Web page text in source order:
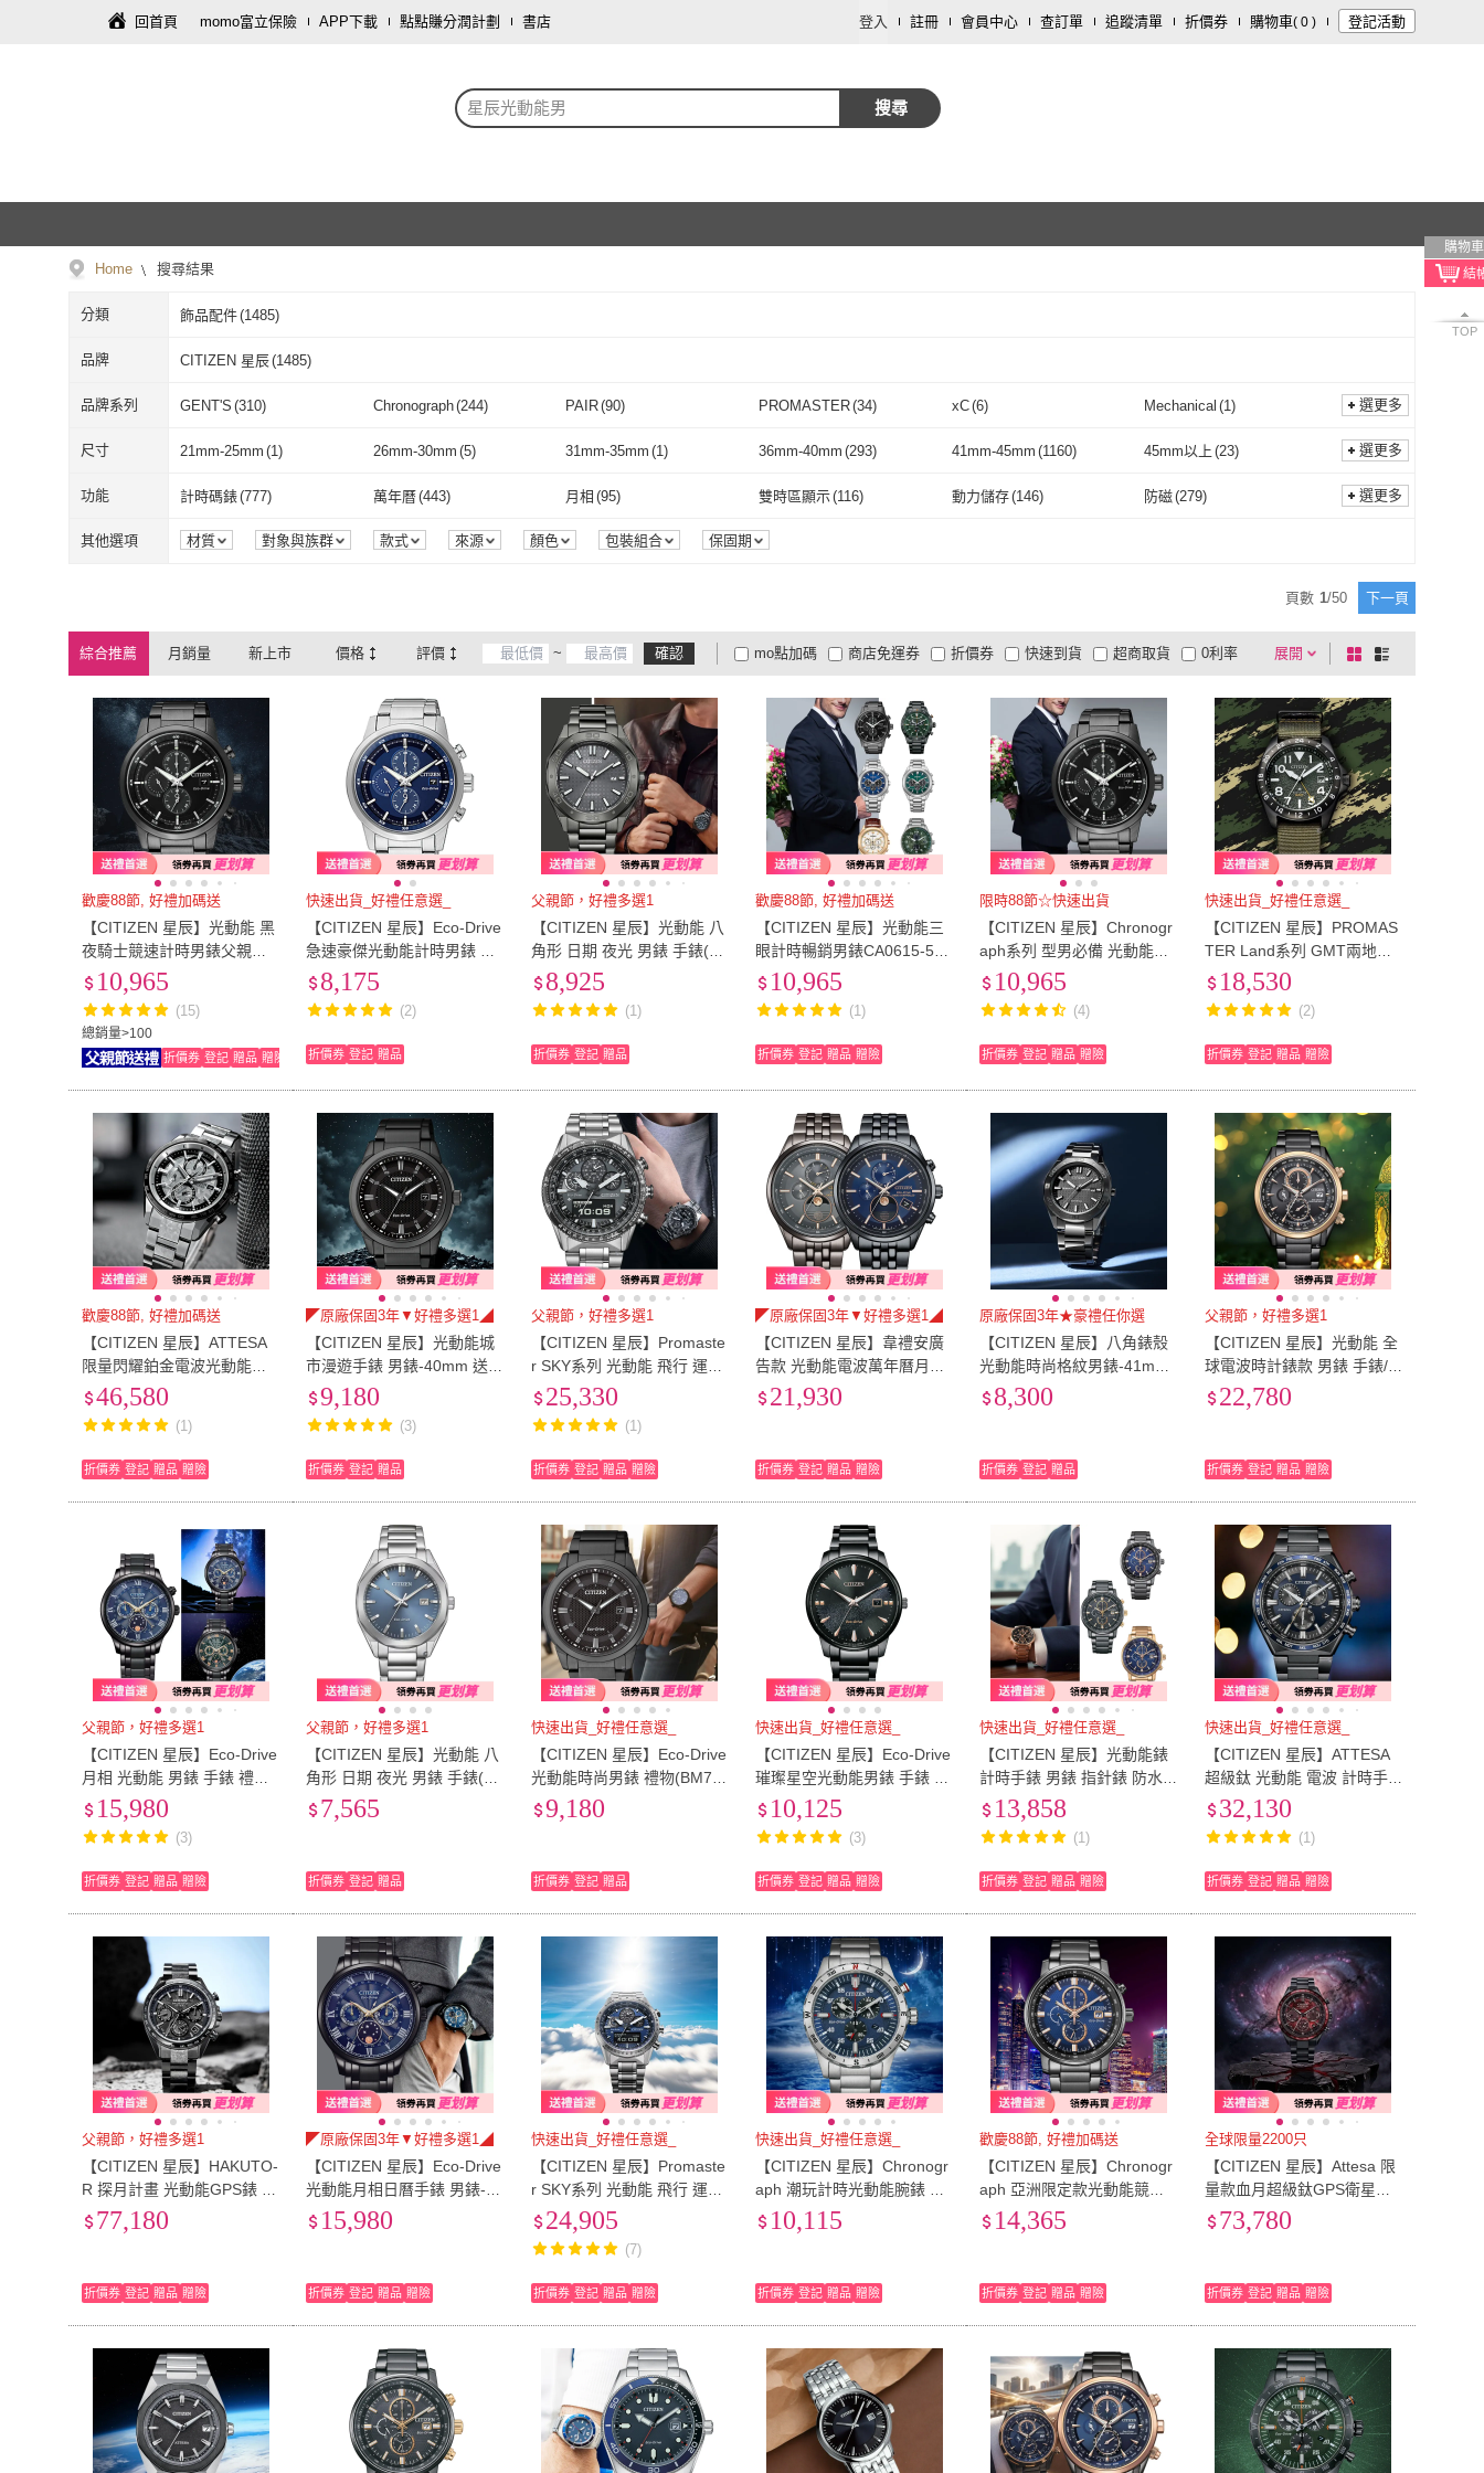
回首頁 momo富立保險 APP下載 點點賺分潤計劃 書店 登入 註冊 會員中心 查訂單 追蹤清單 折價券 購物車( 0 ) 登記活動
星辰光動能男 搜尋
購物車
TOP
Home 搜尋結果
分類 飾品配件(1485)
品牌 CITIZEN 星辰(1485)
CITIZEN 星辰
品牌系列 GENT'S (310) Chronograph(244) PAIR(90) PROMASTER(34) xC(6) Mechanical (1)
CITIZEN L (1 )
GENT'S (310) Chronograph PAIR(90) PROMASTER xC (6) Mechanical
CITIZEN L(
取消 選更多
尺寸 21mm-25mm (1) 26mm-30mm (5) 31mm-35mm (1) 36mm-40mm (293) 41mm-45mm (1160) 45mm以上 (23)
21mm-25mm 26mm-30mm 31mm-35mm 36mm-40mm 41mm-45mm
取消 選更多
功能 計時碼錶(777) 萬年曆(443) 月相 (95) 雙時區顯示(116) 動力儲存(146) 防磁(279)
跳秒(111 鬧鈴(121 時間等式(8) 無功能
200M以上(6)
計時碼錶 (777) 萬年曆 443) 月相(95)
其他(295) 無防水功能(2) 30M(15) 50M(234) 100M(1122) 200M(104)
200M以上(6)
取消 選更多
其他選項 材質 對象與族群 款式 來源 顏色 包裝組合 保固期
頁數 1/50 下一頁
綜合推薦 月銷量 新上市 價格 評價 ~ 確認 展開
折價券
有影片
商品有量 電視購物
mo點加碼 快速到貨 超商取貨
低溫宅配
大家電安心配
大家電快配
定期配/分次配
商店免運券 0利率
貨到付款 超商付款
5
及以上 3 及以上 1 及以上
棋
盤
式
列
歡慶88節, 好禮加碼送
【CITIZEN 星辰】光動能 黑
夜騎士競速計時男錶父親節
禮物(CA0615-59E)
總銷量>100
10,965
(15)
折價券 登記 贈品 贈險
快速出貨_好禮任意選_
【CITIZEN 星辰】Eco-Drive
急速豪傑光動能計時男錶 禮
物(CA0610-52L)
8,175
(2)
折價券 登記 贈品
父親節，好禮多選1
【CITIZEN 星辰】光動能 八
角形 日期 夜光 男錶 手錶(B
M7637-81H) 父親節 送禮自
8,925
(1)
折價券 登記 贈品
歡慶88節, 好禮加碼送
【CITIZEN 星辰】光動能三
眼計時暢銷男錶CA0615-59E
CA4590-81L CA0770-72X父
親節 禮物(6款可選)
10,965
(1)
折價券 登記 贈品 贈險
限時88節☆快速出貨
【CITIZEN 星辰】Chronogr
aph系列 型男必備 光動能三
眼計時腕錶 父親節 禮物 推
薦 (CA0615-59E)
10,965
(4)
折價券 登記 贈品 贈險
快速出貨_好禮任意選_
【CITIZEN 星辰】PROMAS
TER Land系列 GMT兩地時
區 光動能腕錶 男錶 手錶-BJ
7155-05X
18,530
(2)
折價券 登記 贈品 贈險
歡慶88節, 好禮加碼送
【CITIZEN 星辰】ATTESA
限量閃耀鉑金電波光動能鈦
金屬計時男錶-銀/42mm父親
節 禮物(AT8284-61A)
46,580
(1)
折價券 登記 贈品 贈險
◤原廠保固3年▼好禮多選1◢
【CITIZEN 星辰】光動能城
市漫遊手錶 男錶-40mm 送禮
禮物 推薦(BM7145-51E)
9,180
(3)
折價券 登記 贈品
父親節，好禮多選1
【CITIZEN 星辰】Promaste
r SKY系列 光動能 飛行 運動
腕錶 男錶 手錶-JV2006-55
H/黑43.0mm 父親節 送禮自
用
25,330
(1)
折價券 登記 贈品 贈險
◤原廠保固3年▼好禮多選1◢
【CITIZEN 星辰】韋禮安廣
告款 光動能電波萬年曆月相
手錶 男錶 BY1037-51H / BY
1035-56L(任選)
21,930
折價券 登記 贈品 贈險
原廠保固3年★豪禮任你選
【CITIZEN 星辰】八角錶殼
光動能時尚格紋男錶-41mm
父親節 送禮(BM7637-81H)
8,300
折價券 登記 贈品
父親節，好禮多選1
【CITIZEN 星辰】光動能 全
球電波時計錶款 男錶 手錶/4
3mm AT8268-83E 父親節 送
禮自用
22,780
折價券 登記 贈品 贈險
父親節，好禮多選1
【CITIZEN 星辰】Eco-Drive
月相 光動能 男錶 手錶 禮物
(AP1055-87L.AP1055-87X)
父親節 送禮自用
15,980
(3)
折價券 登記 贈品 贈險
父親節，好禮多選1
【CITIZEN 星辰】光動能 八
角形 日期 夜光 男錶 手錶(B
M7620-83M) 父親節 送禮自
7,565
折價券 登記 贈品
快速出貨_好禮任意選_
【CITIZEN 星辰】Eco-Drive
光動能時尚男錶 禮物(BM71
45-51E)
9,180
折價券 登記 贈品
快速出貨_好禮任意選_
【CITIZEN 星辰】Eco-Drive
璀璨星空光動能男錶 手錶 禮
物(BM7595-89E/39mm)
10,125
(3)
折價券 登記 贈品 贈險
快速出貨_好禮任意選_
【CITIZEN 星辰】光動能錶
計時手錶 男錶 指針錶 防水
錶-43mm禮物-CA0845-83L.
CA0847-88H
13,858
(1)
折價券 登記 贈品 贈險
快速出貨_好禮任意選_
【CITIZEN 星辰】ATTESA
超級鈦 光動能 電波 計時手
錶 男錶 禮物 禮物(CB5967-632,130
(1)
折價券 登記 贈品 贈險
父親節，好禮多選1
【CITIZEN 星辰】HAKUTO-
R 探月計畫 光動能GPS錶 衛
星錶 男錶 手錶-44.6mm(CC
4067-66E) 父親節 送禮自用
77,180
折價券 登記 贈品 贈險
◤原廠保固3年▼好禮多選1◢
【CITIZEN 星辰】Eco-Drive
光動能月相日曆手錶 男錶-夜
空藍/42mm 禮物 送禮 推薦
(AP1055-87L)
15,980
折價券 登記 贈品 贈險
快速出貨_好禮任意選_
【CITIZEN 星辰】Promaste
r SKY系列 光動能 飛行 運動
腕錶 男錶 手錶-JV2000-51L
24,905
(7)
折價券 登記 贈品 贈險
快速出貨_好禮任意選_
【CITIZEN 星辰】Chronogr
aph 潮玩計時光動能腕錶 手
錶 男錶 禮物(AT2520-89L)
10,115
折價券 登記 贈品 贈險
歡慶88節, 好禮加碼送
【CITIZEN 星辰】Chronogr
aph 亞洲限定款光動能競速
計時男錶-藍x黑/43mm父親
節 禮物(CA0845-83L)
14,365
折價券 登記 贈品 贈險
全球限量2200只
【CITIZEN 星辰】Attesa 限
量款血月超級鈦GPS衛星光
動能電波計時男錶 /44.6mm
(CC4077-71Z)
73,780
折價券 登記 贈品 贈險